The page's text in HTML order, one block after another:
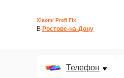
Xiaomi Profi Fix
В Ростове-на-Дону
Телефон